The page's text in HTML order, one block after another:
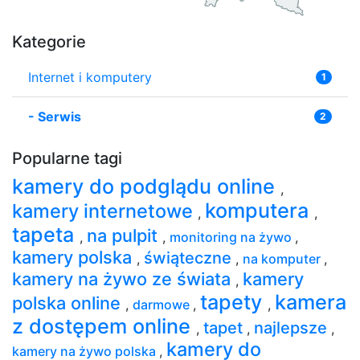
Kategorie
Internet i komputery 1
- Serwis 2
Popularne tagi
kamery do podglądu online ,
kamery internetowe , komputera ,
tapeta , na pulpit , monitoring na żywo ,
kamery polska , świąteczne , na komputer ,
kamery na żywo ze świata , kamery
polska online , darmowe , tapety , kamera
z dostępem online , tapet , najlepsze ,
kamery na żywo polska , kamery do